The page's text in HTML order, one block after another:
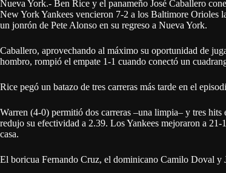
Nueva York.- Ben Rice y el panameño José Caballero
New York Yankees vencieron 7-2 a los Baltimore Orioles
un jonrón de Pete Alonso en su regreso a Nueva York.
Caballero, aprovechando al máximo su oportunidad de
hombro, rompió el empate 1-1 cuando conectó un
Rice pegó un batazo de tres carreras más tarde en el
Warren (4-0) permitió dos carreras –una limpia– y tres
redujo su efectividad a 2.39. Los Yankees mejoraron a
casa.
El boricua Fernando Cruz, el dominicano Camilo Doval y